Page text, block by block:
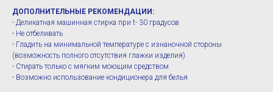
ДОПОЛНИТЕЛЬНЫЕ РЕКОМЕНДАЦИИ:
- Деликатная машинная стирка при t- 30 градусов
- Не отбеливать
- Гладить на минимальной температуре с изнаночной стороны
(возможность полного отсутствия глажки изделия)
- Стирать только с мягким моющим средством
- Возможно использование кондиционера для белья